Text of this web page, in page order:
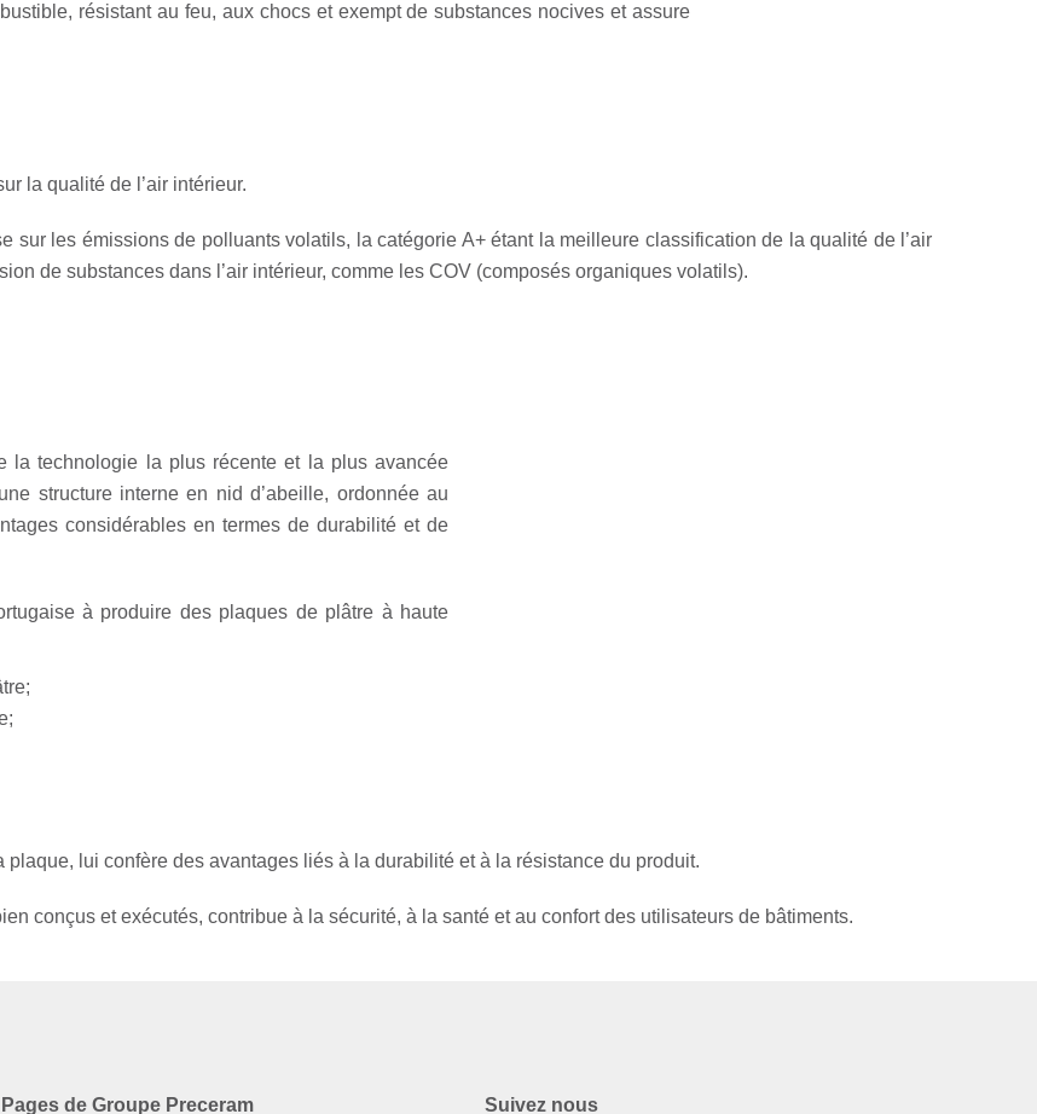
résistant au feu, aux chocs et exempt de substances nocives et assure
la qualité de l’air intérieur.
sur les émissions de polluants volatils, la catégorie A+ étant la meilleure classification de la qualité de l’air
de substances dans l’air intérieur, comme les COV (composés organiques volatils).
la technologie la plus récente et la plus avancée
structure interne en nid d’abeille, ordonnée au
considérables en termes de durabilité et de
à produire des plaques de plâtre à haute
lui confère des avantages liés à la durabilité et à la résistance du produit.
conçus et exécutés, contribue à la sécurité, à la santé et au confort des utilisateurs de bâtiments.
Pages de Groupe Preceram Suivez nous